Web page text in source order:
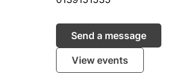
Send a message
View events